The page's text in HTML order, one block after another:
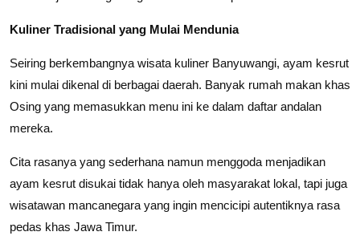
Kuliner Tradisional yang Mulai Mendunia
Seiring berkembangnya wisata kuliner Banyuwangi, ayam kesrut
kini mulai dikenal di berbagai daerah. Banyak rumah makan khas
Osing yang memasukkan menu ini ke dalam daftar andalan
mereka.
Cita rasanya yang sederhana namun menggoda menjadikan
ayam kesrut disukai tidak hanya oleh masyarakat lokal, tapi juga
wisatawan mancanegara yang ingin mencicipi autentiknya rasa
pedas khas Jawa Timur.